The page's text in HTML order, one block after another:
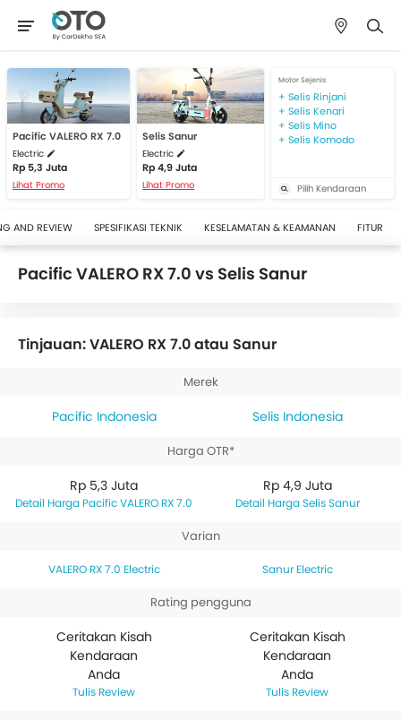
Pacific VALERO RX 7.0
Electric
Rp 5,3 Juta
Lihat Promo
Selis Sanur
Electric
Rp 4,9 Juta
Lihat Promo
Motor Sejenis
Selis Rinjani
Selis Kenari
Selis Mino
Selis Komodo
Pilih Kendaraan
AND REVIEW SPESIFIKASI TEKNIK KESELAMATAN & KEAMANAN FITUR
Pacific VALERO RX 7.0 vs Selis Sanur
Tinjauan: VALERO RX 7.0 atau Sanur
Merek
Pacific Indonesia Selis Indonesia
Harga OTR*
Rp 5,3 Juta
Harga Pacific VALERO RX 7.0
Rp 4,9 Juta
Harga Selis Sanur
Varian
VALERO RX 7.0 Electric Sanur Electric
Rating pengguna
Ceritakan Kisah
Kendaraan
Anda
Tulis Review
Ceritakan Kisah
Kendaraan
Anda
Tulis Review